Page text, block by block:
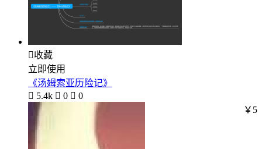
收藏
立即使用
《汤姆索亚历险记》
 5.4k  0  0
￥5